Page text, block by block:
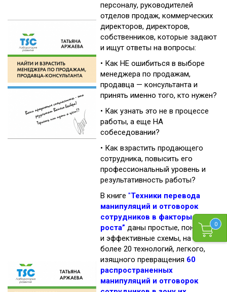
0
персоналу, руководителей
отделов продаж, коммерческих
директоров, директоров,
собственников, которые задают
и ищут ответы на вопросы:
• Как НЕ ошибиться в выборе
менеджера по продажам,
продавца — консультанта и
принять именно того, кто нужен?
• Как узнать это не в процессе
работы, а еще НА
собеседовании?
• Как взрастить продающего
сотрудника, повысить его
профессиональный уровень и
результативность работы?
В книге "Техники перевода
манипуляций и отговорок
сотрудников в факторы их
роста” даны простые, понятные
и эффективные схемы, на основе
более 20 технологий, легкого,
изящного превращения 60
распространенных
манипуляций и отговорок